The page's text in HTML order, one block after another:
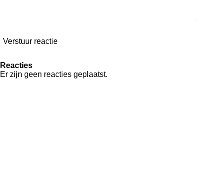
Verstuur reactie
Reacties
Er zijn geen reacties geplaatst.